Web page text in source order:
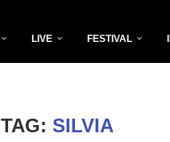
LIVE FESTIVAL
TAG: SILVIA